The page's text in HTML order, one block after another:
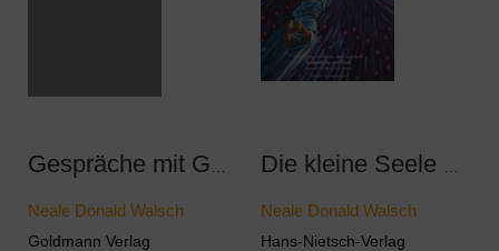
Neale Donald Walsch
Goldmann Verlag
Neale Donald Walsch
Hans-Nietsch-Verlag